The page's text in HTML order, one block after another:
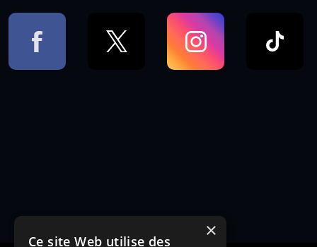
×
Ce site Web utilise des